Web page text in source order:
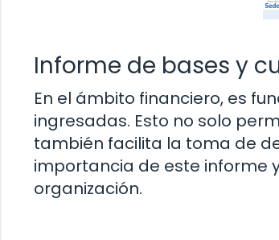
Informe de bases y
En el ámbito financiero, es
ingresadas. Esto no solo
también facilita la toma de
importancia de este informe
organización.